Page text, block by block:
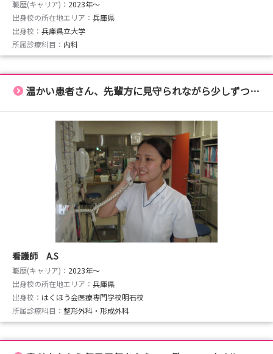
職歴(キャリア)： 2023年〜
出身校の所在地エリア： 兵庫県
出身校： 兵庫県立大学
所属診療科目： 内科
温かい患者さん、先輩方に見守られながら少しずつ成長しています
看護師 A.S
職歴(キャリア)： 2023年〜
出身校の所在地エリア： 兵庫県
出身校： はくほう会医療専門学校明石校
所属診療科目： 整形外科・形成外科